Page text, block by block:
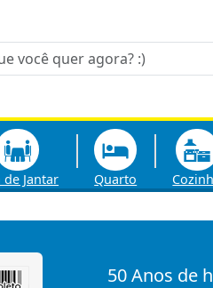
de Jantar Quarto
50 Anos de